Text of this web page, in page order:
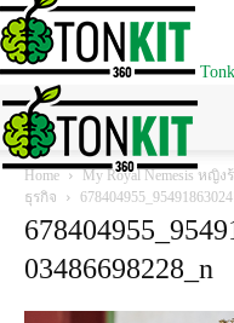
Home
My Royal Nemesis ห
ธุรกิจ
03486698228_n